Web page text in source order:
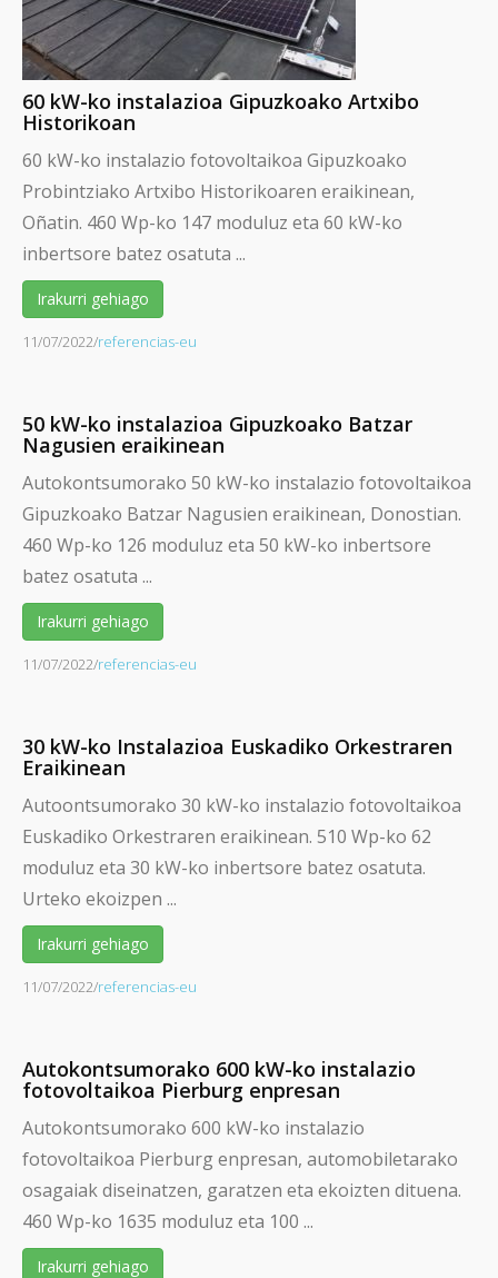
60 kW-ko instalazioa Gipuzkoako Artxibo
Historikoan
60 kW-ko instalazio fotovoltaikoa Gipuzkoako
Probintziako Artxibo Historikoaren eraikinean,
Oñatin. 460 Wp-ko 147 moduluz eta 60 kW-ko
inbertsore batez osatuta ...
Irakurri gehiago
11/07/2022/referencias-eu
50 kW-ko instalazioa Gipuzkoako Batzar
Nagusien eraikinean
Autokontsumorako 50 kW-ko instalazio fotovoltaikoa
Gipuzkoako Batzar Nagusien eraikinean, Donostian.
460 Wp-ko 126 moduluz eta 50 kW-ko inbertsore
batez osatuta ...
Irakurri gehiago
11/07/2022/referencias-eu
30 kW-ko Instalazioa Euskadiko Orkestraren
Eraikinean
Autoontsumorako 30 kW-ko instalazio fotovoltaikoa
Euskadiko Orkestraren eraikinean. 510 Wp-ko 62
moduluz eta 30 kW-ko inbertsore batez osatuta.
Urteko ekoizpen ...
Irakurri gehiago
11/07/2022/referencias-eu
Autokontsumorako 600 kW-ko instalazio
fotovoltaikoa Pierburg enpresan
Autokontsumorako 600 kW-ko instalazio
fotovoltaikoa Pierburg enpresan, automobiletarako
osagaiak diseinatzen, garatzen eta ekoizten dituena.
460 Wp-ko 1635 moduluz eta 100 ...
Irakurri gehiago